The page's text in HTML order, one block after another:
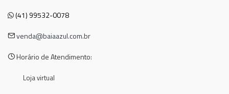
(41) 99532-0078
venda@baiaazul.com.br
Horário de Atendimento:
Loja virtual